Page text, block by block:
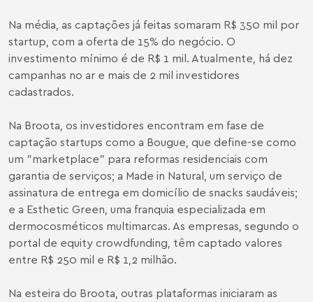
Na média, as captações já feitas somaram R$ 350 mil por
startup, com a oferta de 15% do negócio. O
investimento mínimo é de R$ 1 mil. Atualmente, há dez
campanhas no ar e mais de 2 mil investidores
cadastrados.
Na Broota, os investidores encontram em fase de
captação startups como a Bougue, que define-se como
um "marketplace" para reformas residenciais com
garantia de serviços; a Made in Natural, um serviço de
assinatura de entrega em domicílio de snacks saudáveis;
e a Esthetic Green, uma franquia especializada em
dermocosméticos multimarcas. As empresas, segundo o
portal de equity crowdfunding, têm captado valores
entre R$ 250 mil e R$ 1,2 milhão.
Na esteira do Broota, outras plataformas iniciaram as